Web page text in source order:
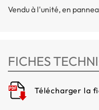
Vendu à l'unité, en
FICHES
Télécharger la